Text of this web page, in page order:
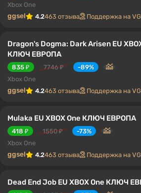
Xbox One
ggsel 4.2463 отзыва Поддержка на
Dragon's Dogma: Dark Arisen EU
КЛЮЧ ЕВРОПА
835 ₽ 7746 ₽
-89%
Xbox One
ggsel 4.2463 отзыва Поддержка на
Mulaka EU XBOX One КЛЮЧ ЕВРОПА
418 ₽ 1550 ₽
-73%
Xbox One
ggsel 4.2463 отзыва Поддержка на
Dead End Job EU XBOX One КЛЮЧ